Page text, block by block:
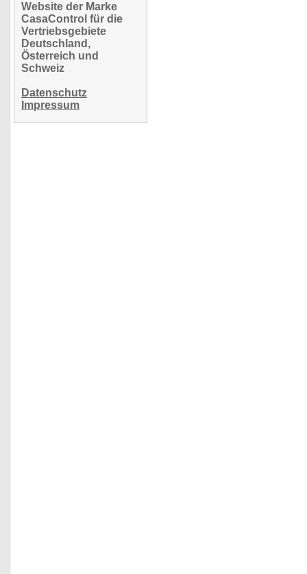
Website der Marke
CasaControl für die
Vertriebsgebiete
Deutschland,
Österreich und
Schweiz
Datenschutz
Impressum